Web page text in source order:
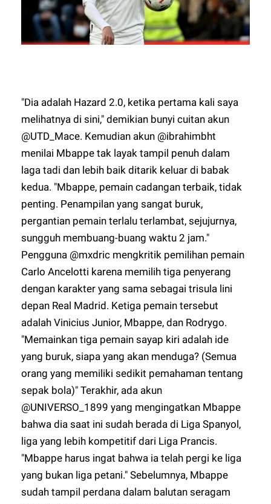
"Dia adalah Hazard 2.0, ketika pertama kali saya
melihatnya di sini," demikian bunyi cuitan akun
@UTD_Mace. Kemudian akun @ibrahimbht
menilai Mbappe tak layak tampil penuh dalam
laga tadi dan lebih baik ditarik keluar di babak
kedua. "Mbappe, pemain cadangan terbaik, tidak
penting. Penampilan yang sangat buruk,
pergantian pemain terlalu terlambat, sejujurnya,
sungguh membuang-buang waktu 2 jam."
Pengguna @mxdric mengkritik pemilihan pemain
Carlo Ancelotti karena memilih tiga penyerang
dengan karakter yang sama sebagai trisula lini
depan Real Madrid. Ketiga pemain tersebut
adalah Vinicius Junior, Mbappe, dan Rodrygo.
"Memainkan tiga pemain sayap kiri adalah ide
yang buruk, siapa yang akan menduga? (Semua
orang yang memiliki sedikit pemahaman tentang
sepak bola)" Terakhir, ada akun
@UNIVERSO_1899 yang mengingatkan Mbappe
bahwa dia saat ini sudah berada di Liga Spanyol,
liga yang lebih kompetitif dari Liga Prancis.
"Mbappe harus ingat bahwa ia telah pergi ke liga
yang bukan liga petani." Sebelumnya, Mbappe
sudah tampil perdana dalam balutan seragam